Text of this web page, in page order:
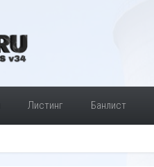
Листинг Банлист